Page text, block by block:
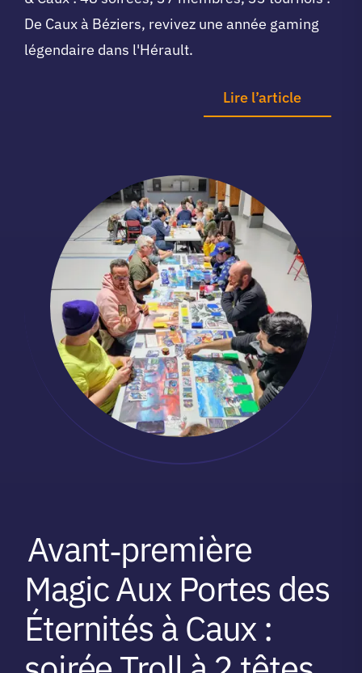
De Caux à Béziers, revivez une année gaming
légendaire dans l'Hérault.
Lire l’article
Avant‑première
Magic Aux Portes des
Éternités à Caux :